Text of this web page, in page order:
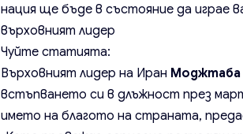
нация ще бъде в състояние да играе
върховният лидер
Чуйте статията:
Върховният лидер на Иран Моджтаба
встъпването си в длъжност през
името на благото на страната,